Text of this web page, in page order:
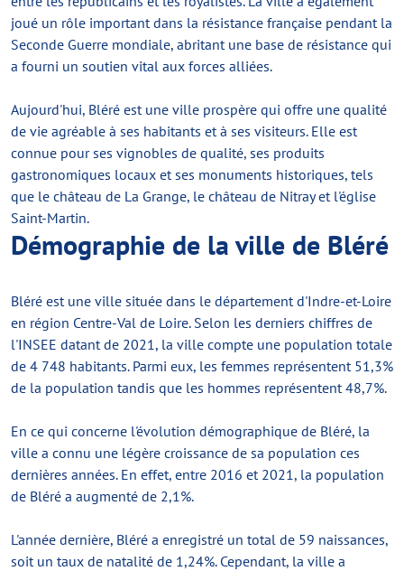
joué un rôle important dans la résistance française pendant la
Seconde Guerre mondiale, abritant une base de résistance qui
a fourni un soutien vital aux forces alliées.
Aujourd'hui, Bléré est une ville prospère qui offre une qualité
de vie agréable à ses habitants et à ses visiteurs. Elle est
connue pour ses vignobles de qualité, ses produits
gastronomiques locaux et ses monuments historiques, tels
que le château de La Grange, le château de Nitray et l'église
Saint-Martin.
Démographie de la ville de Bléré
Bléré est une ville située dans le département d'Indre-et-Loire
en région Centre-Val de Loire. Selon les derniers chiffres de
l'INSEE datant de 2021, la ville compte une population totale
de 4 748 habitants. Parmi eux, les femmes représentent 51,3%
de la population tandis que les hommes représentent 48,7%.
En ce qui concerne l'évolution démographique de Bléré, la
ville a connu une légère croissance de sa population ces
dernières années. En effet, entre 2016 et 2021, la population
de Bléré a augmenté de 2,1%.
L'année dernière, Bléré a enregistré un total de 59 naissances,
soit un taux de natalité de 1,24%. Cependant, la ville a